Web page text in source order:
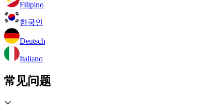
Filipino
한국인
Deutsch
Italiano
常见问题